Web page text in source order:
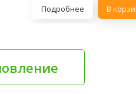
Подробнее В